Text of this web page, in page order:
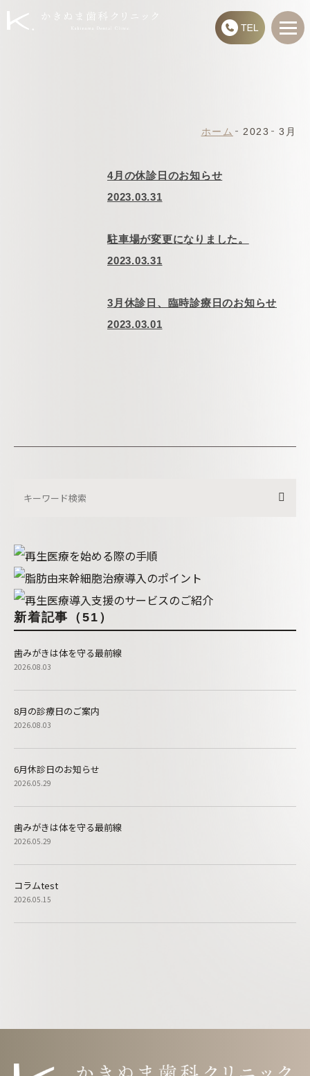
ホーム 2023 3月
4月の休診日のお知らせ
2023.03.31
駐車場が変更になりました。
2023.03.31
3月休診日、臨時診療日のお知らせ
2023.03.01
新着記事（51）
歯みがきは体を守る最前線
2026.08.03
8月の診療日のご案内
2026.08.03
6月休診日のお知らせ
2026.05.29
歯みがきは体を守る最前線
2026.05.29
コラムtest
2026.05.15